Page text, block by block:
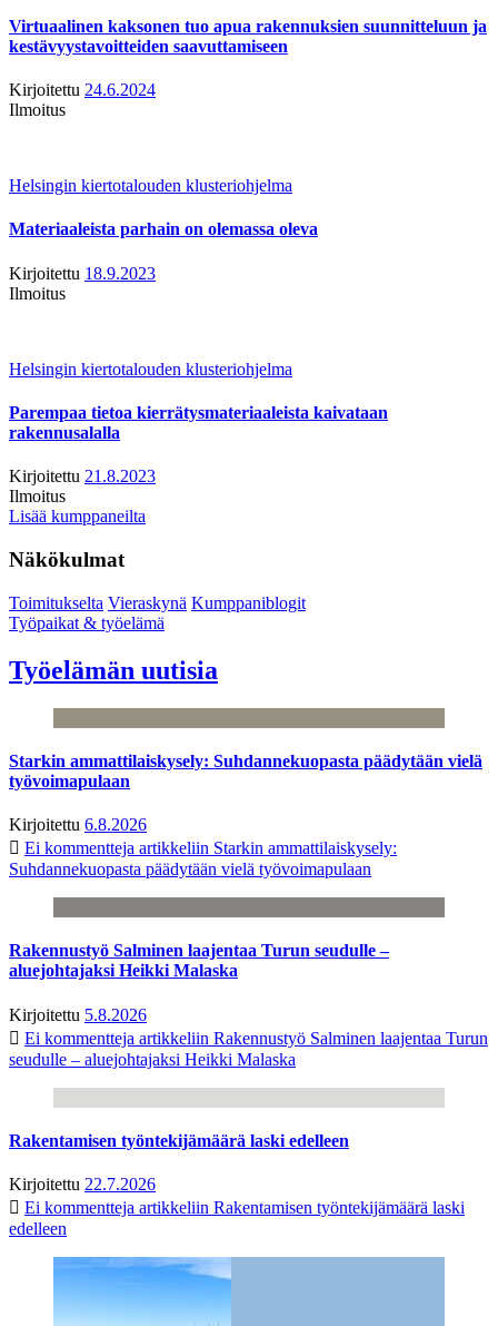
Virtuaalinen kaksonen tuo apua rakennuksien suunnitteluun ja
kestävyystavoitteiden saavuttamiseen
Kirjoitettu 24.6.2024
Ilmoitus
Helsingin kiertotalouden klusteriohjelma
Materiaaleista parhain on olemassa oleva
Kirjoitettu 18.9.2023
Ilmoitus
Helsingin kiertotalouden klusteriohjelma
Parempaa tietoa kierrätysmateriaaleista kaivataan
rakennusalalla
Kirjoitettu 21.8.2023
Ilmoitus
Lisää kumppaneilta
Näkökulmat
Toimitukselta Vieraskynä Kumppaniblogit
Työpaikat & työelämä
Työelämän uutisia
Starkin ammattilaiskysely: Suhdannekuopasta päädytään vielä
työvoimapulaan
Kirjoitettu 6.8.2026
Ei kommentteja artikkeliin Starkin ammattilaiskysely:
Suhdannekuopasta päädytään vielä työvoimapulaan
Rakennustyö Salminen laajentaa Turun seudulle –
aluejohtajaksi Heikki Malaska
Kirjoitettu 5.8.2026
Ei kommentteja artikkeliin Rakennustyö Salminen laajentaa Turun
seudulle – aluejohtajaksi Heikki Malaska
Rakentamisen työntekijämäärä laski edelleen
Kirjoitettu 22.7.2026
Ei kommentteja artikkeliin Rakentamisen työntekijämäärä laski
edelleen